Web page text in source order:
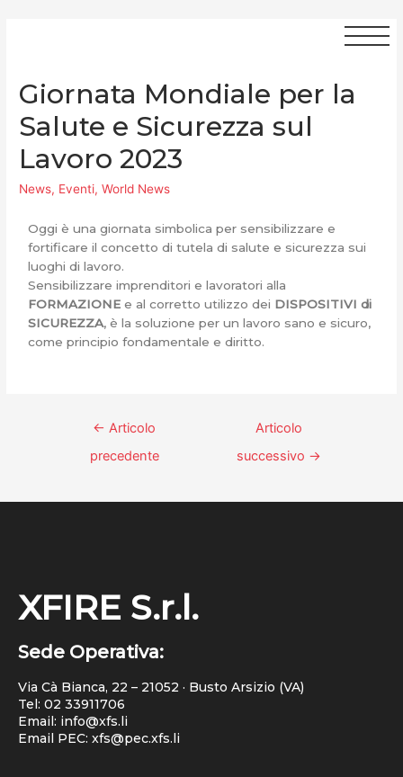
Giornata Mondiale per la
Salute e Sicurezza sul
Lavoro 2023
News, Eventi,World News
Oggi è una giornata simbolica per sensibilizzare e
fortificare il concetto di tutela di salute e sicurezza sui
luoghi di lavoro.
Sensibilizzare imprenditori e lavoratori alla
FORMAZIONE e al corretto utilizzo dei DISPOSITIVI di
SICUREZZA, è la soluzione per un lavoro sano e sicuro,
come principio fondamentale e diritto.
← Articolo
precedente
Articolo
successivo →
XFIRE S.r.l.
Sede Operativa:
Via Cà Bianca, 22 – 21052 · Busto Arsizio (VA)
Tel: 02 33911706
Email: info@xfs.li
Email PEC: xfs@pec.xfs.li